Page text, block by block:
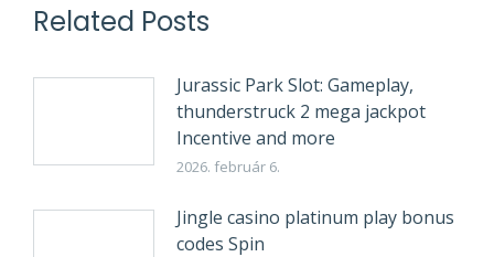
Related Posts
Jurassic Park Slot: Gameplay,
thunderstruck 2 mega jackpot
Incentive and more
2026. február 6.
Jingle casino platinum play bonus
codes Spin